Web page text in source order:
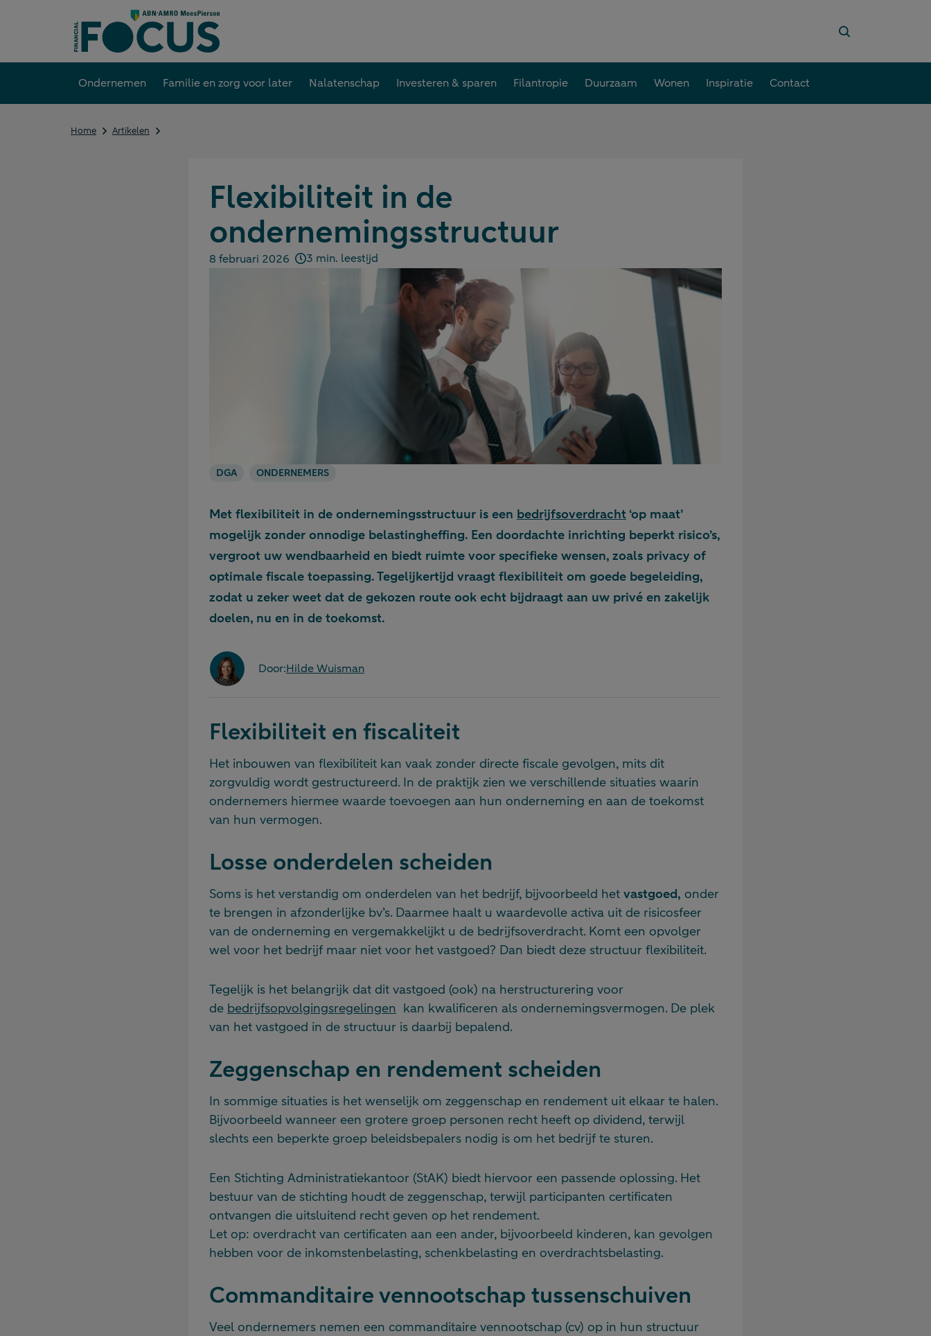
Ondernemen Familie en zorg voor later Nalatenschap Investeren & sparen Filantropie Duurzaam Wonen Inspiratie Contact
Home Artikelen
Flexibiliteit in de
ondernemingsstructuur
Gepubliceerd op:
8 februari 2026 3 min. leestijd
DGA ONDERNEMERS
Met flexibiliteit in de ondernemingsstructuur is een bedrijfsoverdracht ‘op maat’
mogelijk zonder onnodige belastingheffing. Een doordachte inrichting beperkt risico’s,
vergroot uw wendbaarheid en biedt ruimte voor specifieke wensen, zoals privacy of
optimale fiscale toepassing. Tegelijkertijd vraagt flexibiliteit om goede begeleiding,
zodat u zeker weet dat de gekozen route ook echt bijdraagt aan uw privé en zakelijk
doelen, nu en in de toekomst.
Door:Hilde Wuisman
Flexibiliteit en fiscaliteit
Het inbouwen van flexibiliteit kan vaak zonder directe fiscale gevolgen, mits dit
zorgvuldig wordt gestructureerd. In de praktijk zien we verschillende situaties waarin
ondernemers hiermee waarde toevoegen aan hun onderneming en aan de toekomst
van hun vermogen.
Losse onderdelen scheiden
Soms is het verstandig om onderdelen van het bedrijf, bijvoorbeeld het vastgoed, onder
te brengen in afzonderlijke bv’s. Daarmee haalt u waardevolle activa uit de risicosfeer
van de onderneming en vergemakkelijkt u de bedrijfsoverdracht. Komt een opvolger
wel voor het bedrijf maar niet voor het vastgoed? Dan biedt deze structuur flexibiliteit.
Tegelijk is het belangrijk dat dit vastgoed (ook) na herstructurering voor
de bedrijfsopvolgingsregelingen kan kwalificeren als ondernemingsvermogen. De plek
van het vastgoed in de structuur is daarbij bepalend.
Zeggenschap en rendement scheiden
In sommige situaties is het wenselijk om zeggenschap en rendement uit elkaar te halen.
Bijvoorbeeld wanneer een grotere groep personen recht heeft op dividend, terwijl
slechts een beperkte groep beleidsbepalers nodig is om het bedrijf te sturen.
Een Stichting Administratiekantoor (StAK) biedt hiervoor een passende oplossing. Het
bestuur van de stichting houdt de zeggenschap, terwijl participanten certificaten
ontvangen die uitsluitend recht geven op het rendement.
Let op: overdracht van certificaten aan een ander, bijvoorbeeld kinderen, kan gevolgen
hebben voor de inkomstenbelasting, schenkbelasting en overdrachtsbelasting.
Commanditaire vennootschap tussenschuiven
Veel ondernemers nemen een commanditaire vennootschap (cv) op in hun structuur